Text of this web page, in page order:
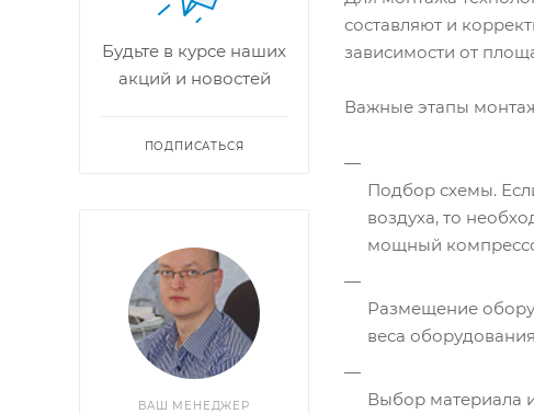
составляют и
зависимости от
Важные этапы
Подбор схемы.
воздуха, то
мощный
Размещение
веса
Выбор материала
Будьте в курсе наших
акций и новостей
ПОДПИСАТЬСЯ
ВАШ МЕНЕДЖЕР